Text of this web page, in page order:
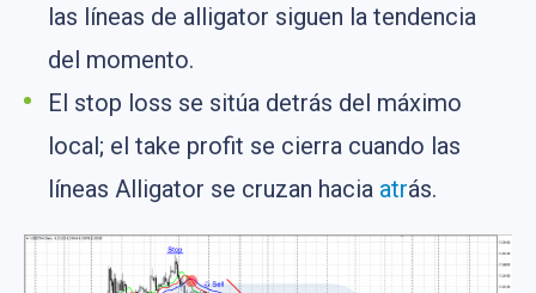
las líneas de alligator siguen la tendencia
del momento.
El stop loss se sitúa detrás del máximo
local; el take profit se cierra cuando las
líneas Alligator se cruzan hacia atrás.